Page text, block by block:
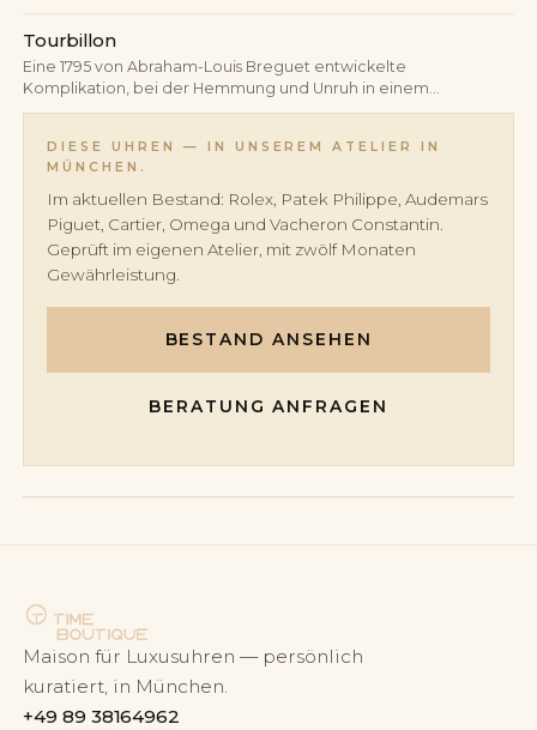
Schaltjahre — automatisch berücksichtigt. Ein korrekt
eingestellter ewiger Kalender benötigt bis zum Jahr 2100 keine
Tourbillon
Eine 1795 von Abraham-Louis Breguet entwickelte
Komplikation, bei der Hemmung und Unruh in einem
rotierenden Käfig sitzen — die durch die Schwerkraft
DIESE UHREN — IN UNSEREM ATELIER IN
MÜNCHEN.
Im aktuellen Bestand: Rolex, Patek Philippe, Audemars
Piguet, Cartier, Omega und Vacheron Constantin.
Geprüft im eigenen Atelier, mit zwölf Monaten
Gewährleistung.
BESTAND ANSEHEN
BERATUNG ANFRAGEN
Maison für Luxusuhren — persönlich
kuratiert, in München.
+49 89 38164962